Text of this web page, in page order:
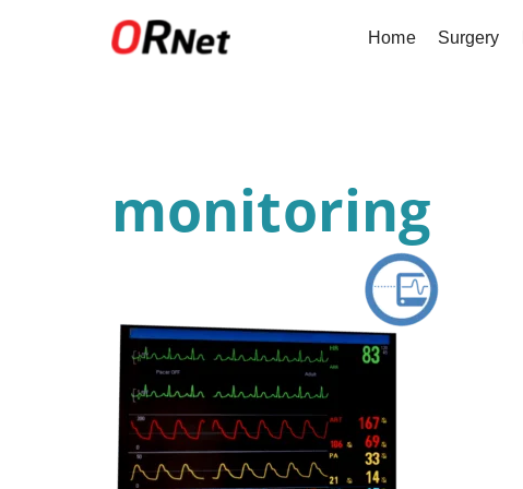
Home Surgery
monitoring